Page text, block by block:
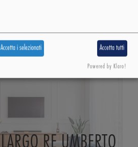
LARGO RE UMBERTO
Accetta i selezionati Accetta tutti
Powered by Klaro!